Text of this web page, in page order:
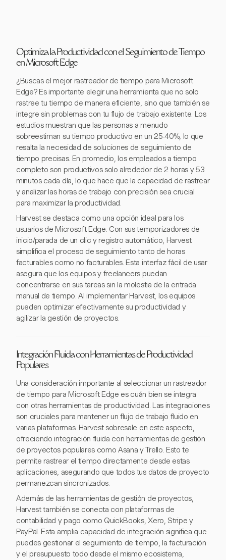
Optimiza la Productividad con el Seguimiento de Tiempo
en Microsoft Edge
¿Buscas el mejor rastreador de tiempo para Microsoft
Edge? Es importante elegir una herramienta que no solo
rastree tu tiempo de manera eficiente, sino que también se
integre sin problemas con tu flujo de trabajo existente. Los
estudios muestran que las personas a menudo
sobreestiman su tiempo productivo en un 25-40%, lo que
resalta la necesidad de soluciones de seguimiento de
tiempo precisas. En promedio, los empleados a tiempo
completo son productivos solo alrededor de 2 horas y 53
minutos cada día, lo que hace que la capacidad de rastrear
y analizar las horas de trabajo con precisión sea crucial
para maximizar la productividad.
Harvest se destaca como una opción ideal para los
usuarios de Microsoft Edge. Con sus temporizadores de
inicio/parada de un clic y registro automático, Harvest
simplifica el proceso de seguimiento tanto de horas
facturables como no facturables. Esta interfaz fácil de usar
asegura que los equipos y freelancers puedan
concentrarse en sus tareas sin la molestia de la entrada
manual de tiempo. Al implementar Harvest, los equipos
pueden optimizar efectivamente su productividad y
agilizar la gestión de proyectos.
Integración Fluida con Herramientas de Productividad
Populares
Una consideración importante al seleccionar un rastreador
de tiempo para Microsoft Edge es cuán bien se integra
con otras herramientas de productividad. Las integraciones
son cruciales para mantener un flujo de trabajo fluido en
varias plataformas. Harvest sobresale en este aspecto,
ofreciendo integración fluida con herramientas de gestión
de proyectos populares como Asana y Trello. Esto te
permite rastrear el tiempo directamente desde estas
aplicaciones, asegurando que todos tus datos de proyecto
permanezcan sincronizados.
Además de las herramientas de gestión de proyectos,
Harvest también se conecta con plataformas de
contabilidad y pago como QuickBooks, Xero, Stripe y
PayPal. Esta amplia capacidad de integración significa que
puedes gestionar el seguimiento de tiempo, la facturación
y el presupuesto todo desde el mismo ecosistema,